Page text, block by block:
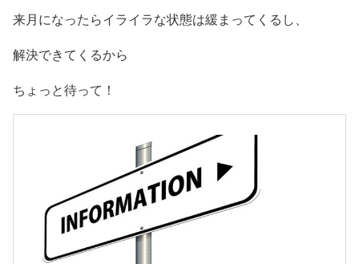
来月になったらイライラな状態は緩まってくるし、
解決できてくるから
ちょっと待って！